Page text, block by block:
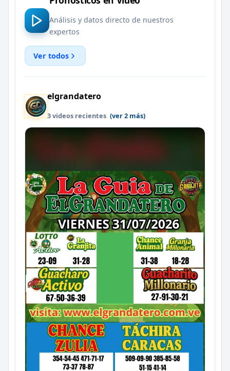
Análisis y datos directo de nuestros
expertos
Ver todos
elgrandatero
3 videos recientes (ver 2 más)